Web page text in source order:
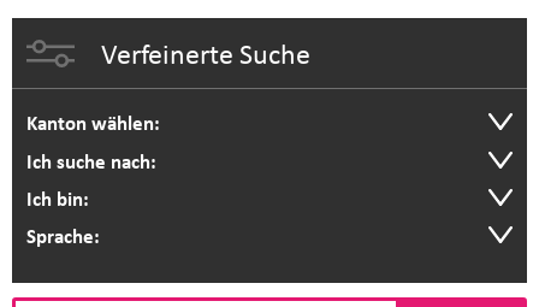
Verfeinerte Suche
Kanton wählen:
Ich suche nach:
Ich bin:
Sprache: